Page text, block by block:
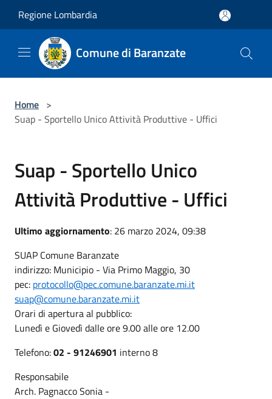
Regione Lombardia
Comune di Baranzate
Home >
Suap - Sportello Unico Attività Produttive - Uffici
Suap - Sportello Unico
Attività Produttive - Uffici
Ultimo aggiornamento: 26 marzo 2024, 09:38
SUAP Comune Baranzate
indirizzo: Municipio - Via Primo Maggio, 30
pec: protocollo@pec.comune.baranzate.mi.it
suap@comune.baranzate.mi.it
Orari di apertura al pubblico:
Lunedì e Giovedì dalle ore 9.00 alle ore 12.00
Telefono:02 - 91246901 interno 8
Responsabile
Arch. Pagnacco Sonia -